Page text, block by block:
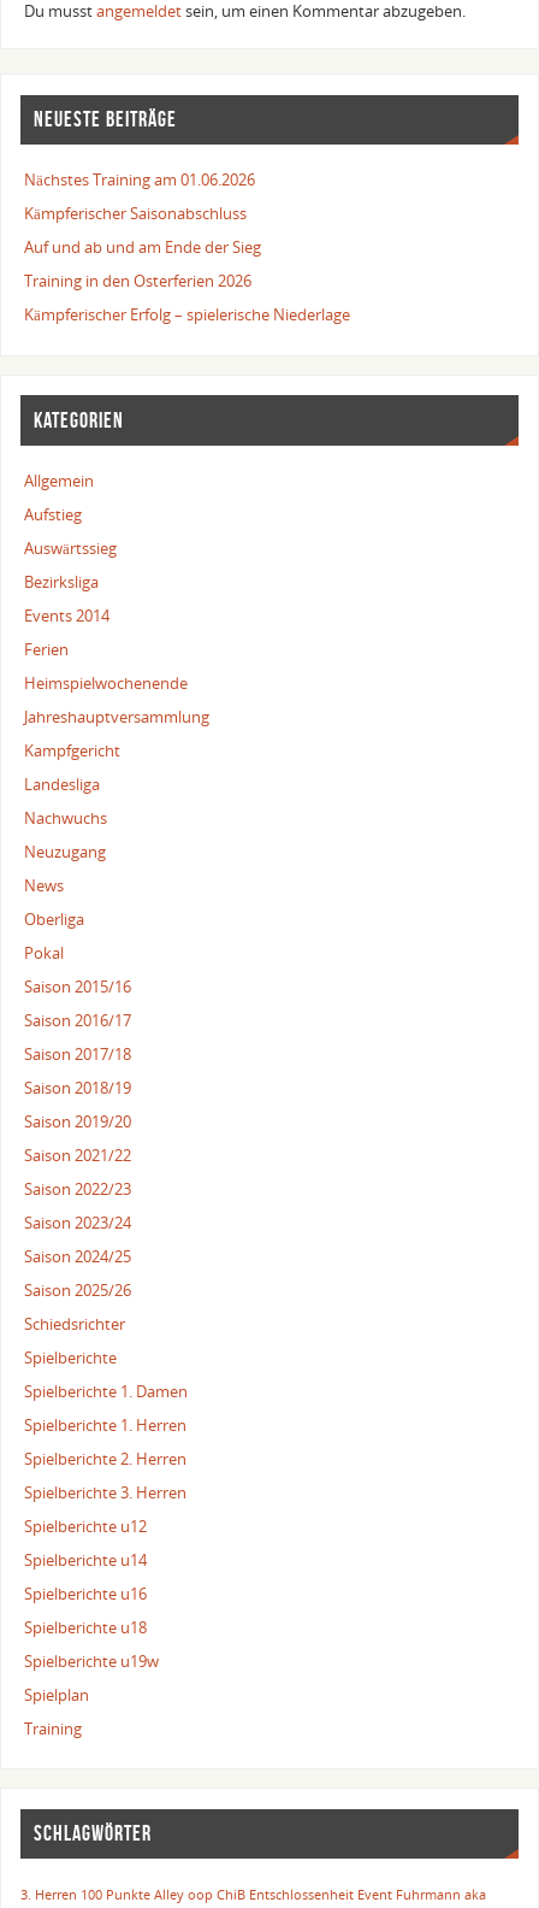
Du musstangemeldetsein, um einen Kommentar abzugeben.
NEUESTE BEITRÄGE
Nächstes Training am 01.06.2026
Kämpferischer Saisonabschluss
Auf und ab und am Ende der Sieg
Training in den Osterferien 2026
Kämpferischer Erfolg – spielerische Niederlage
KATEGORIEN
Allgemein
Aufstieg
Auswärtssieg
Bezirksliga
Events 2014
Ferien
Heimspielwochenende
Jahreshauptversammlung
Kampfgericht
Landesliga
Nachwuchs
Neuzugang
News
Oberliga
Pokal
Saison 2015/16
Saison 2016/17
Saison 2017/18
Saison 2018/19
Saison 2019/20
Saison 2021/22
Saison 2022/23
Saison 2023/24
Saison 2024/25
Saison 2025/26
Schiedsrichter
Spielberichte
Spielberichte 1. Damen
Spielberichte 1. Herren
Spielberichte 2. Herren
Spielberichte 3. Herren
Spielberichte u12
Spielberichte u14
Spielberichte u16
Spielberichte u18
Spielberichte u19w
Spielplan
Training
SCHLAGWÖRTER
3. Herren 100 Punkte Alley oop ChiB Entschlossenheit Event Fuhrmann aka